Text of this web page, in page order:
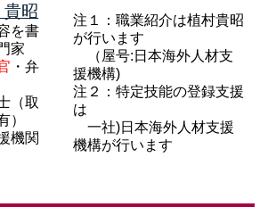
昭
を書
家
・弁
（取
）
機関
注１：職業紹介は植村貴昭
が行います
（屋号:日本海外人材支
援機構)
注２：特定技能の登録支援
は
一社)日本海外人材支援
機構が行います